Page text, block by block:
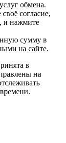
обмена.
согласие,
и нажмите
сумму в
на сайте.
в
на